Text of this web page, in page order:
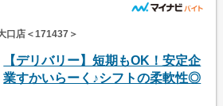
口店＜171437＞
【デリバリー】短期もOK！安定企
業すかいらーく♪シフトの柔軟性◎